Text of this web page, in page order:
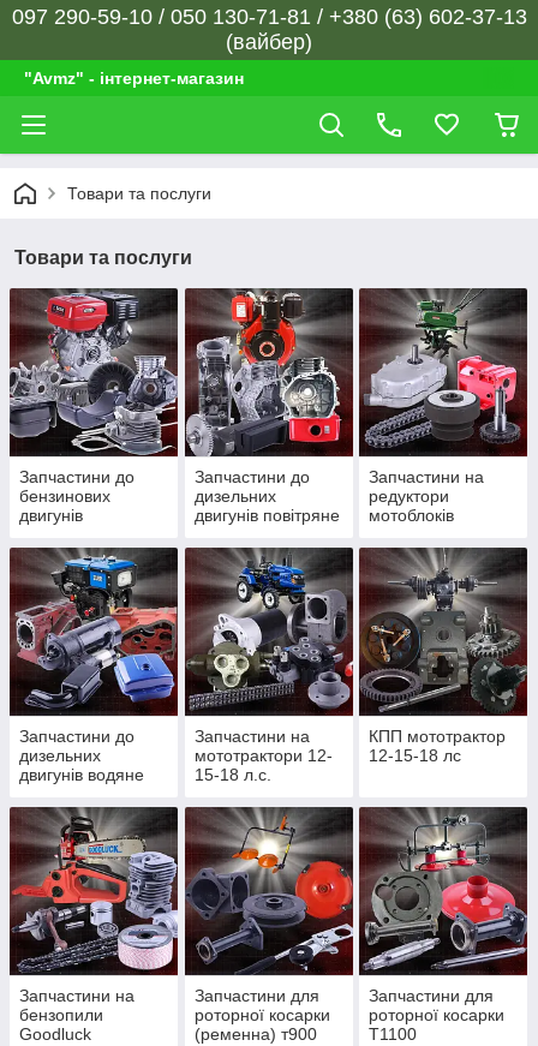
097 290-59-10 / 050 130-71-81 / +380 (63) 602-37-13
(вайбер)
"Avmz" - інтернет-магазин
Товари та послуги
Товари та послуги
Запчастини до
бензинових
двигунів
Запчастини до
дизельних
двигунів повітряне
Запчастини на
редуктори
мотоблоків
Запчастини до
дизельних
двигунів водяне
Запчастини на
мототрактори 12-
15-18 л.с.
КПП мототрактор
12-15-18 лс
Запчастини на
бензопили
Goodluck
Запчастини для
роторної косарки
(ременна) т900
Запчастини для
роторної косарки
Т1100